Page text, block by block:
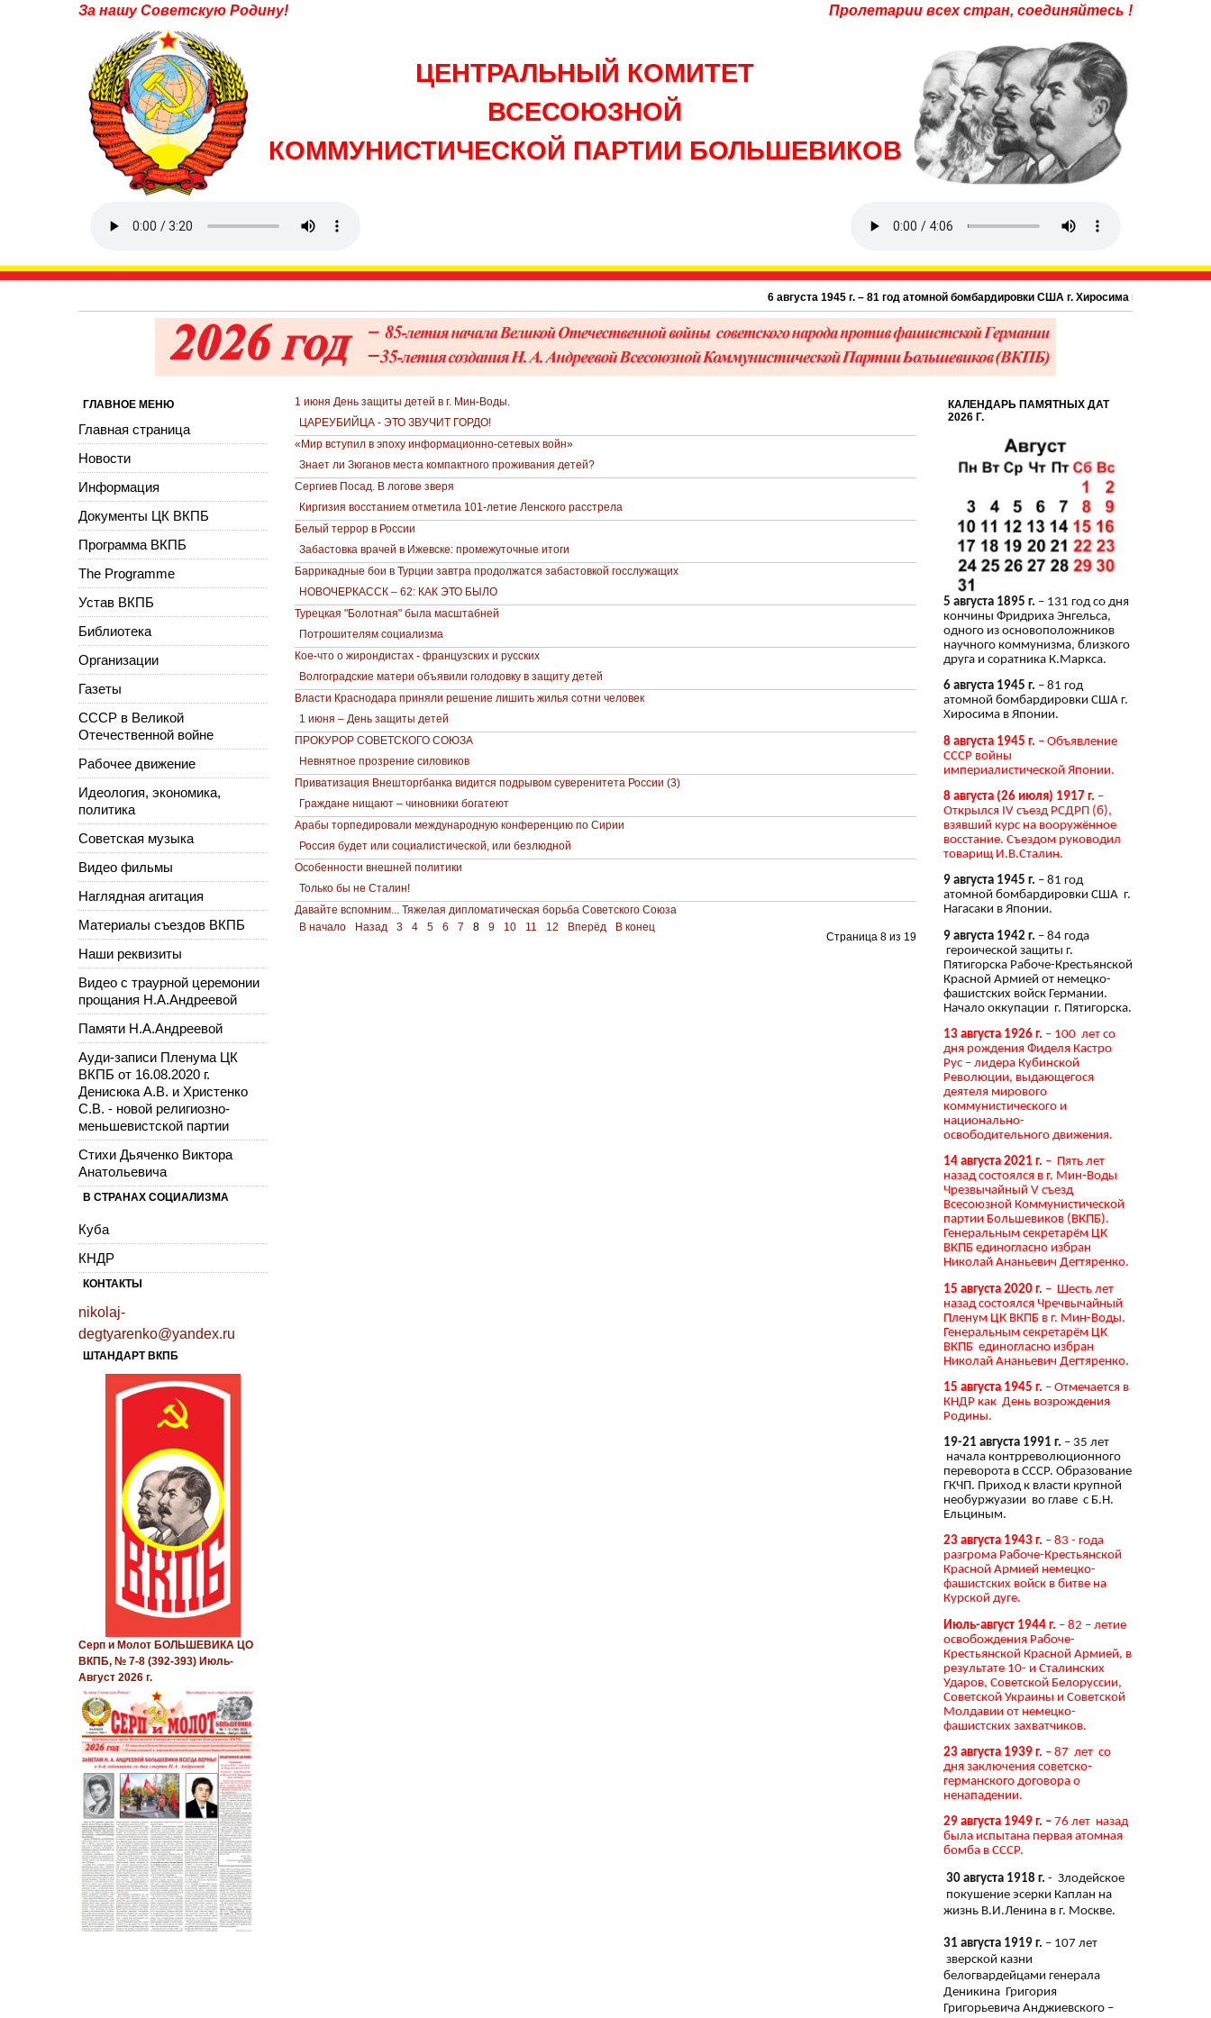
За нашу Советскую Родину! Пролетарии всех стран, соединяйтесь !
ЦЕНТРАЛЬНЫЙ КОМИТЕТ
ВСЕСОЮЗНОЙ
КОММУНИСТИЧЕСКОЙ ПАРТИИ БОЛЬШЕВИКОВ
6 августа 1945 г. – 81 год атомной бомбардировки США г. Хиросима в Японии.
1 июня День защиты детей в г. Мин-Воды.
ЦАРЕУБИЙЦА - ЭТО ЗВУЧИТ ГОРДО!
«Мир вступил в эпоху информационно-сетевых войн»
Знает ли Зюганов места компактного проживания детей?
Сергиев Посад. В логове зверя
Киргизия восстанием отметила 101-летие Ленского расстрела
Белый террор в России
Забастовка врачей в Ижевске: промежуточные итоги
Баррикадные бои в Турции завтра продолжатся забастовкой госслужащих
НОВОЧЕРКАССК – 62: КАК ЭТО БЫЛО
Турецкая "Болотная" была масштабней
Потрошителям социализма
Кое-что о жирондистах - французских и русских
Волгоградские матери объявили голодовку в защиту детей
Власти Краснодара приняли решение лишить жилья сотни человек
1 июня – День защиты детей
ПРОКУРОР СОВЕТСКОГО СОЮЗА
Невнятное прозрение силовиков
Приватизация Внешторгбанка видится подрывом суверенитета России (3)
Граждане нищают – чиновники богатеют
Арабы торпедировали международную конференцию по Сирии
Россия будет или социалистической, или безлюдной
Особенности внешней политики
Только бы не Сталин!
Давайте вспомним... Тяжелая дипломатическая борьба Советского Союза
Страница 8 из 19
В начало Назад 3 4 5 6 7 8 9 10 11 12 Вперёд В конец
ГЛАВНОЕ МЕНЮ
Главная страница
Новости
Информация
Документы ЦК ВКПБ
Программа ВКПБ
The Programme
Устав ВКПБ
Библиотека
Организации
Газеты
СССР в Великой
Отечественной войне
Рабочее движение
Идеология, экономика,
политика
Советская музыка
Видео фильмы
Наглядная агитация
Материалы съездов ВКПБ
Наши реквизиты
Видео с траурной церемонии
прощания Н.А.Андреевой
Памяти Н.А.Андреевой
Ауди-записи Пленума ЦК
ВКПБ от 16.08.2020 г.
Денисюка А.В. и Христенко
С.В. - новой религиозно-
меньшевистской партии
Стихи Дьяченко Виктора
Анатольевича
В СТРАНАХ СОЦИАЛИЗМА
Куба
КНДР
КОНТАКТЫ
nikolaj-
degtyarenko@yandex.ru
ШТАНДАРТ ВКПБ
Серп и Молот БОЛЬШЕВИКА ЦО
ВКПБ, № 7-8 (392-393) Июль-
Август 2026 г.
КАЛЕНДАРЬ ПАМЯТНЫХ ДАТ
2026 Г.
5 августа 1895 г. – 131 год со дня
кончины Фридриха Энгельса,
одного из основоположников
научного коммунизма, близкого
друга и соратника К.Маркса.
6 августа 1945 г. – 81 год
атомной бомбардировки США г.
Хиросима в Японии.
8 августа 1945 г. – Объявление
СССР войны
империалистической Японии.
8 августа (26 июля) 1917 г. –
Открылся IV съезд РСДРП (б),
взявший курс на вооружённое
восстание. Съездом руководил
товарищ И.В.Сталин.
9 августа 1945 г. – 81 год
атомной бомбардировки США г.
Нагасаки в Японии.
9 августа 1942 г. – 84 года
героической защиты г.
Пятигорска Рабоче-Крестьянской
Красной Армией от немецко-
фашистских войск Германии.
Начало оккупации г. Пятигорска.
13 августа 1926 г. – 100 лет со
дня рождения Фиделя Кастро
Рус – лидера Кубинской
Революции, выдающегося
деятеля мирового
коммунистического и
национально-
освободительного движения.
14 августа 2021 г. – Пять лет
назад состоялся в г. Мин-Воды
Чрезвычайный V съезд
Всесоюзной Коммунистической
партии Большевиков (ВКПБ).
Генеральным секретарём ЦК
ВКПБ единогласно избран
Николай Ананьевич Дегтяренко.
15 августа 2020 г. – Шесть лет
назад состоялся Чречвычайный
Пленум ЦК ВКПБ в г. Мин-Воды.
Генеральным секретарём ЦК
ВКПБ единогласно избран
Николай Ананьевич Дегтяренко.
15 августа 1945 г. – Отмечается в
КНДР как День возрождения
Родины.
19-21 августа 1991 г. – 35 лет
начала контрреволюционного
переворота в СССР. Образование
ГКЧП. Приход к власти крупной
необуржуазии во главе с Б.Н.
Ельциным.
23 августа 1943 г. – 83 - года
разгрома Рабоче-Крестьянской
Красной Армией немецко-
фашистских войск в битве на
Курской дуге.
Июль-август 1944 г. – 82 – летие
освобождения Рабоче-
Крестьянской Красной Армией, в
результате 10- и Сталинских
Ударов, Советской Белоруссии,
Советской Украины и Советской
Молдавии от немецко-
фашистских захватчиков.
23 августа 1939 г. – 87 лет со
дня заключения советско-
германского договора о
ненападении.
29 августа 1949 г. – 76 лет назад
была испытана первая атомная
бомба в СССР.
30 августа 1918 г. - Злодейское
покушение эсерки Каплан на
жизнь В.И.Ленина в г. Москве.
31 августа 1919 г. – 107 лет
зверской казни
белогвардейцами генерала
Деникина Григория
Григорьевича Анджиевского –